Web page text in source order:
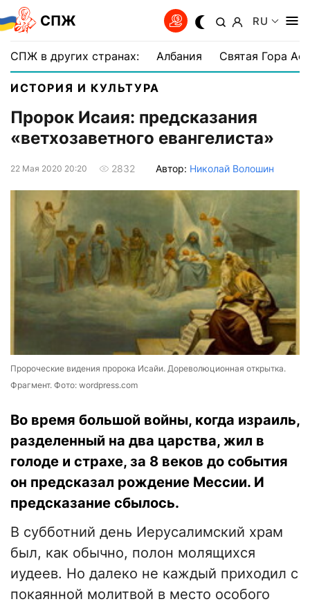
СПЖ RU
СПЖ в других странах: Албания Святая Гора
ИСТОРИЯ И КУЛЬТУРА
Пророк Исаия: предсказания
«ветхозаветного евангелиста»
22 Мая 2020 20:20 2832 Автор: Николай Волошин
Пророческие видения пророка Исайи. Дореволюционная открытка.
Фрагмент. Фото: wordpress.com
Во время большой войны, когда израиль,
разделенный на два царства, жил в
голоде и страхе, за 8 веков до события
он предсказал рождение Мессии. И
предсказание сбылось.
В субботний день Иерусалимский храм
был, как обычно, полон молящихся
иудеев. Но далеко не каждый приходил с
покаянной молитвой в место особого